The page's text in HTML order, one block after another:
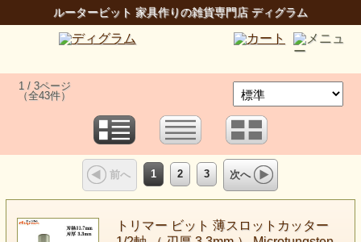
ルータービット 家具作りの雑貨専門店 ディグラム
1 / 3ページ
（全43件）
前へ 1 2 3 次へ
トリマー ビット 薄スロットカッター